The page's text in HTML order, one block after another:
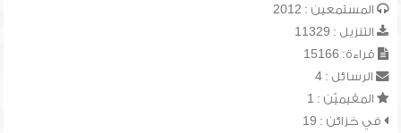
المستمعين : 2012
التنزيل : 11329
قراءة: 15166
الرسائل : 4
المقيميّن : 1
في خزائن : 19